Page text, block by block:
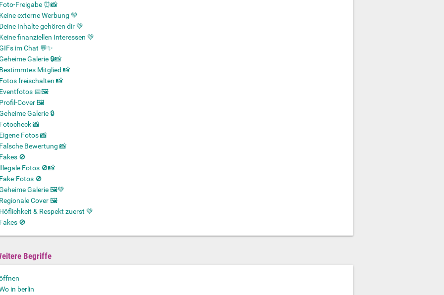
Freigabe ⏰📸
externe Werbung 💚
Inhalte gehören dir 💚
finanziellen Interessen 💚
im Chat 💬✨
Galerie 🔒📸
Mitglied 📸
freischalten 📸
📅🖼️
Cover 🖼️
Galerie 🔒
📸
Fotos 📸
Bewertung 📸
🚫
Fotos 🚫📸
Fotos 🚫
Galerie 🖼️💚
Cover 🖼️
& Respekt zuerst 💚
🚫
Begriffe
in berlin